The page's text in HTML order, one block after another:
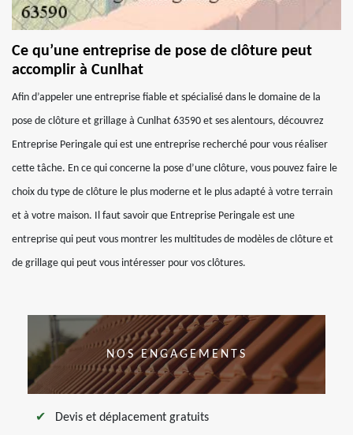
Ce qu’une entreprise de pose de clôture peut
accomplir à Cunlhat
Afin d’appeler une entreprise fiable et spécialisé dans le domaine de la
pose de clôture et grillage à Cunlhat 63590 et ses alentours, découvrez
Entreprise Peringale qui est une entreprise recherché pour vous réaliser
cette tâche. En ce qui concerne la pose d’une clôture, vous pouvez faire le
choix du type de clôture le plus moderne et le plus adapté à votre terrain
et à votre maison. Il faut savoir que Entreprise Peringale est une
entreprise qui peut vous montrer les multitudes de modèles de clôture et
de grillage qui peut vous intéresser pour vos clôtures.
NOS ENGAGEMENTS
Devis et déplacement gratuits